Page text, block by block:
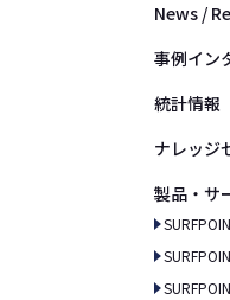
News /
事例イン
統計情報
ナレッジ
製品・サ